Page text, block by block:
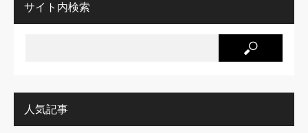
サイト内検索
人気記事